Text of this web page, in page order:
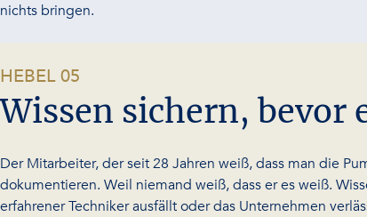
nichts bringen.
HEBEL 05
Wissen sichern, bevor
Der Mitarbeiter, der seit 28 Jahren weiß, dass man die
dokumentieren. Weil niemand weiß, dass er es weiß.
erfahrener Techniker ausfällt oder das Unternehmen